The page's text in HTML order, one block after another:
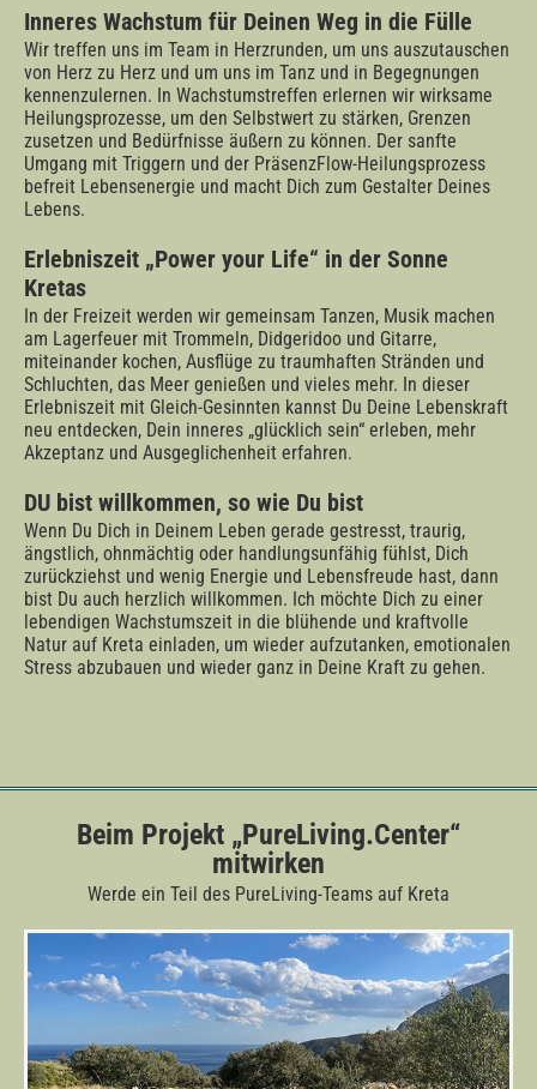
Inneres Wachstum für Deinen Weg in die Fülle
Wir treffen uns im Team in Herzrunden, um uns auszutauschen
von Herz zu Herz und um uns im Tanz und in Begegnungen
kennenzulernen. In Wachstumstreffen erlernen wir wirksame
Heilungsprozesse, um den Selbstwert zu stärken, Grenzen
zusetzen und Bedürfnisse äußern zu können. Der sanfte
Umgang mit Triggern und der PräsenzFlow-Heilungsprozess
befreit Lebensenergie und macht Dich zum Gestalter Deines
Lebens.
Erlebniszeit „Power your Life“ in der Sonne
Kretas
In der Freizeit werden wir gemeinsam Tanzen, Musik machen
am Lagerfeuer mit Trommeln, Didgeridoo und Gitarre,
miteinander kochen, Ausflüge zu traumhaften Stränden und
Schluchten, das Meer genießen und vieles mehr. In dieser
Erlebniszeit mit Gleich-Gesinnten kannst Du Deine Lebenskraft
neu entdecken, Dein inneres „glücklich sein“ erleben, mehr
Akzeptanz und Ausgeglichenheit erfahren.
DU bist willkommen, so wie Du bist
Wenn Du Dich in Deinem Leben gerade gestresst, traurig,
ängstlich, ohnmächtig oder handlungsunfähig fühlst, Dich
zurückziehst und wenig Energie und Lebensfreude hast, dann
bist Du auch herzlich willkommen. Ich möchte Dich zu einer
lebendigen Wachstumszeit in die blühende und kraftvolle
Natur auf Kreta einladen, um wieder aufzutanken, emotionalen
Stress abzubauen und wieder ganz in Deine Kraft zu gehen.
Beim Projekt „PureLiving.Center“
mitwirken
Werde ein Teil des PureLiving-Teams auf Kreta